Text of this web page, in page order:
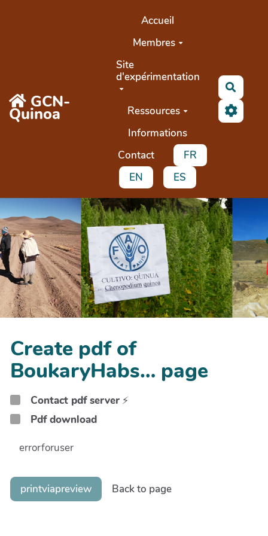
GCN-
Quinoa
Accueil
Membres
Site
d'expérimentation
Ressources
Informations
Contact
FR
EN
ES
Create pdf of
BoukaryHabs… page
Contact pdf server ⚡
Pdf download
errorforuser
printviapreview Back to page